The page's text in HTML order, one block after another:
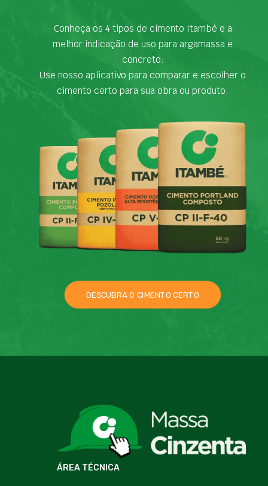
Conheça os 4 tipos de cimento Itambé e a
melhor indicação de uso para argamassa e
concreto.
Use nosso aplicativo para comparar e escolher o
cimento certo para sua obra ou produto.
DESCUBRA O CIMENTO CERTO
ÁREA TÉCNICA